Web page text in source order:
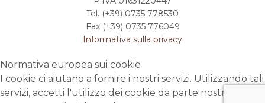
Tel. (+39) 0735 778530
Fax (+39) 0735 776049
Informativa sulla privacy
Normativa europea sui cookie
I cookie ci aiutano a fornire i nostri servizi. Utilizzando tali
servizi, accetti l'utilizzo dei cookie da parte nostra.